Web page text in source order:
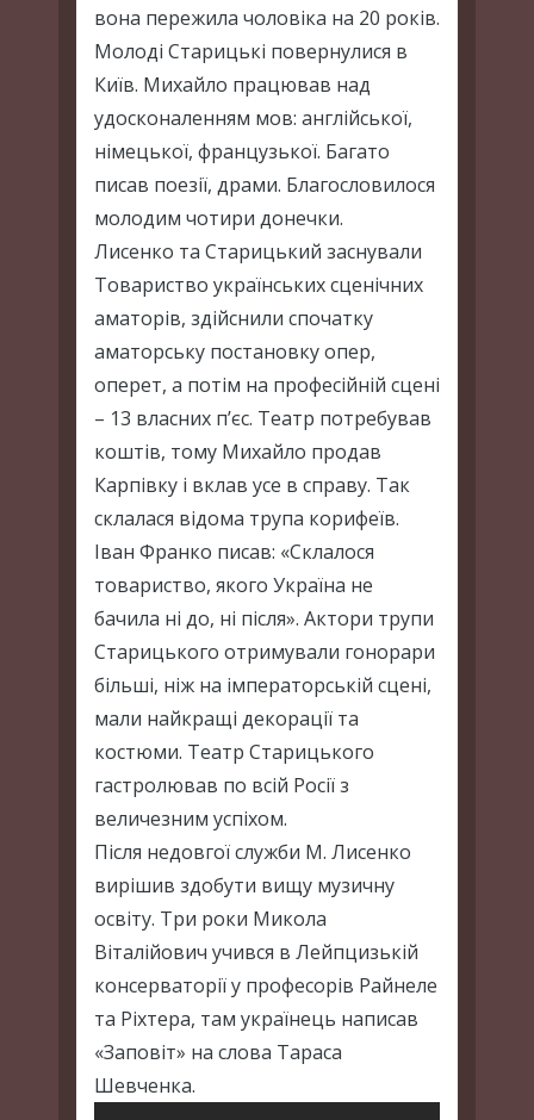
вона пережила чоловіка на 20 років.
Молоді Старицькі повернулися в
Київ. Михайло працював над
удосконаленням мов: англійської,
німецької, французької. Багато
писав поезії, драми. Благословилося
молодим чотири донечки.
Лисенко та Старицький заснували
Товариство українських сценічних
аматорів, здійснили спочатку
аматорську постановку опер,
оперет, а потім на професійній сцені
– 13 власних п’єс. Театр потребував
коштів, тому Михайло продав
Карпівку і вклав усе в справу. Так
склалася відома трупа корифеїв.
Іван Франко писав: «Склалося
товариство, якого Україна не
бачила ні до, ні після». Актори трупи
Старицького отримували гонорари
більші, ніж на імператорській сцені,
мали найкращі декорації та
костюми. Театр Старицького
гастролював по всій Росії з
величезним успіхом.
Після недовгої служби М. Лисенко
вирішив здобути вищу музичну
освіту. Три роки Микола
Віталійович учився в Лейпцизькій
консерваторії у професорів Райнеле
та Ріхтера, там українець написав
«Заповіт» на слова Тараса
Шевченка.